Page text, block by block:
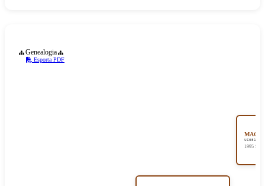
Genealogia
Esporta PDF
US0519029
1995